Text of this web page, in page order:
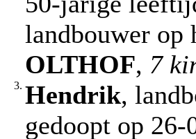
landbouwer
OLTHOF, 7
3. Hendrik,
gedoopt op